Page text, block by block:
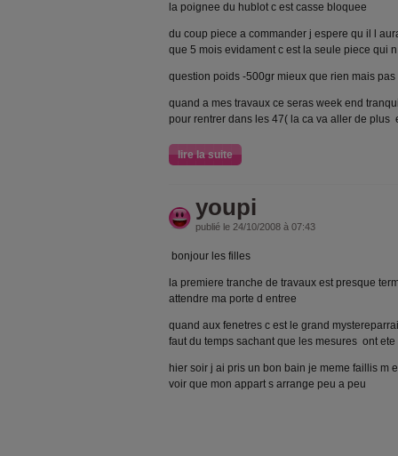
la poignee du hublot c est casse bloquee
du coup piece a commander j espere qu il l
que 5 mois evidament c est la seule piece qui
question poids -500gr mieux que rien mais
quand a mes travaux ce seras week end
pour rentrer dans les 47( la ca va aller de plus
lire la suite
youpi
publié le 24/10/2008 à 07:43
bonjour les filles
la premiere tranche de travaux est presque
attendre ma porte d entree
quand aux fenetres c est le grand
faut du temps sachant que les mesures ont
hier soir j ai pris un bon bain je meme faillis m
voir que mon appart s arrange peu a peu